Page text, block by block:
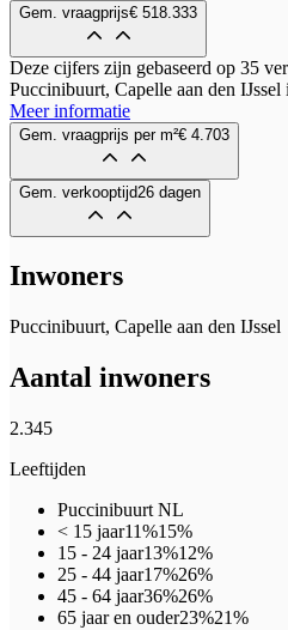
Gem. vraagprijs€ 518.333
Deze cijfers zijn gebaseerd op 35
Puccinibuurt, Capelle aan den
Meer informatie
Gem. vraagprijs per m²€ 4.703
Gem. verkooptijd26 dagen
Inwoners
Puccinibuurt, Capelle aan den IJssel
Aantal inwoners
2.345
Leeftijden
Puccinibuurt NL
< 15 jaar11%15%
15 - 24 jaar13%12%
25 - 44 jaar17%26%
45 - 64 jaar36%26%
65 jaar en ouder23%21%